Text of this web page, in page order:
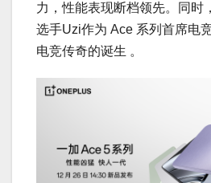
力，性能表现断档领先。同时
选手Uzi作为 Ace 系列首席电
电竞传奇的诞生 。